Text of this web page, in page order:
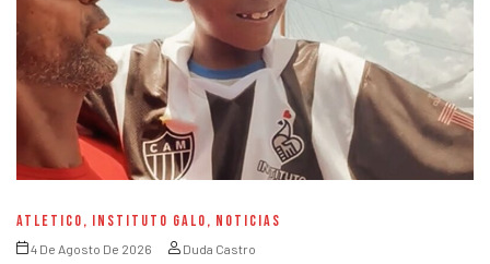
ATLETICO, INSTITUTO GALO, NOTICIAS
4 De Agosto De 2026 Duda Castro